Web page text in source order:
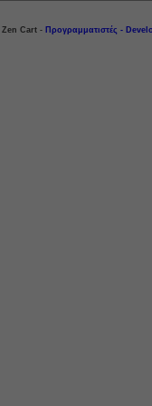
Zen Cart - Προγραμματιστές -